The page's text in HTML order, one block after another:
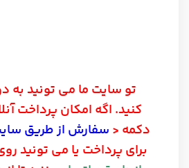
تو سایت ما می تونید به
کنید. اگه امکان پرداخت
دکمه < سفارش از طریق
برای پرداخت یا می تونید